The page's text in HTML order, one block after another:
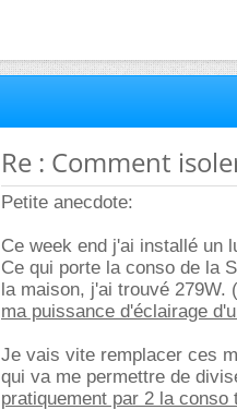
Re : Comment
Petite anecdote:
Ce week end j'ai installé un
Ce qui porte la conso de la
la maison, j'ai trouvé 279W.
ma puissance d'éclairage
Je vais vite remplacer ces
qui va me permettre de
pratiquement par 2 la conso